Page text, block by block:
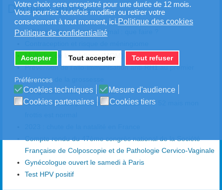
Votre choix sera enregistré pour une durée de 12 mois.
Vous pourriez toutefois modifier ou retirer votre
consetement à tout moment, ici.Politique des cookies
Politique de confidentialité
Accepter Tout accepter Tout refuser
Préférences
Cookies techniques
Mesure d'audience
Cookies partenaires
Cookies tiers
Derniers articles
HPV positif avec frottis normal : que faire ?
Multiples de la médiane (MOM)
Prévention de l’allo-immunisation anti-RH1 au premier
trimestre de la grossesse
Congélation d'ovules et acné
Je suis infectée par le papillomavirus HPV 52 mais mon
Compte rendu du 47ème congrès national de la Société
Française de Colposcopie et de Pathologie Cervico-Vaginale
Gynécologue ouvert le samedi à Paris
Test HPV positif